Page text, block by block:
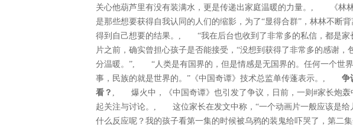
关心他葫芦里有没有装满水，更是传递出家庭温暖的力量。, 《林林
是那些想要获得自我认同的人们的缩影，为了“显得合群”，林林不断
得到自己想要的结果。, “我在后台也收到了非常多的私信，都是家
片之前，确实曾担心孩子是否能接受，“没想到获得了非常多的感谢，
分温暖。”, “人类是有国界的，但是情感是无国界的。任何一个世
事，民族的就是世界的。”《中国奇谭》技术总监单传蓬表示。, 争
看？ , 爆火中，《中国奇谭》也引发了争议，日前，一则#家长炮轰
起关注与讨论。, 这位家长在发文中称，“一个动画片一般应该是给
什么反应呢？我的孩子看第一集的时候被乌鸦的装鬼给吓哭了，第二